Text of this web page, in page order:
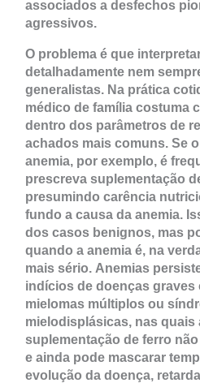
associados a desfechos
agressivos.
O problema é que
detalhadamente nem
generalistas. Na prática
médico de família costuma
dentro dos parâmetros de
achados mais comuns. Se
anemia, por exemplo, é
prescreva suplementação
presumindo carência
fundo a causa da anemia.
dos casos benignos, mas
quando a anemia é, na
mais sério. Anemias
indícios de doenças graves
mielomas múltiplos ou
mielodisplásicas, nas quais
suplementação de ferro
e ainda pode mascarar
evolução da doença,